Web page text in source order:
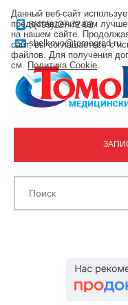
8(495)127-72-02
shelkovo@tomograd.ru
Данный веб-сайт
предоставления вам
на нашем сайте.
сайт, вы соглашаетесь с
файлов. Для получения
см. Политика Cookie.